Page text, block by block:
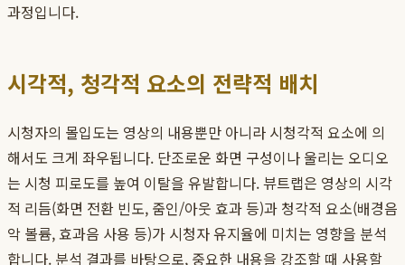
과정입니다.
시각적, 청각적 요소의 전략적 배치
시청자의 몰입도는 영상의 내용뿐만 아니라 시청각적 요소에 의
해서도 크게 좌우됩니다. 단조로운 화면 구성이나 울리는 오디오
는 시청 피로도를 높여 이탈을 유발합니다. 뷰트랩은 영상의 시각
적 리듬(화면 전환 빈도, 줌인/아웃 효과 등)과 청각적 요소(배경음
악 볼륨, 효과음 사용 등)가 시청자 유지율에 미치는 영향을 분석
합니다. 분석 결과를 바탕으로, 중요한 내용을 강조할 때 사용할